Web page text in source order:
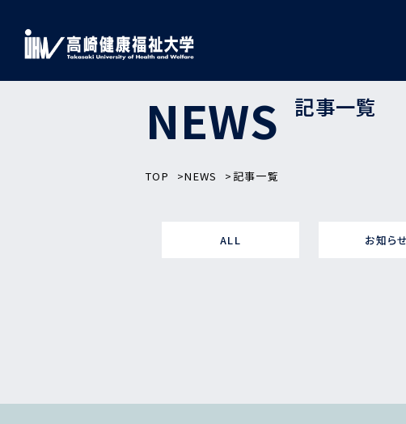
NEWS 記事一覧
TOP NEWS 記事一覧
ALL お知らせ